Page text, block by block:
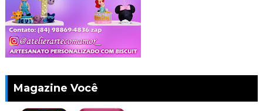
Magazine Você